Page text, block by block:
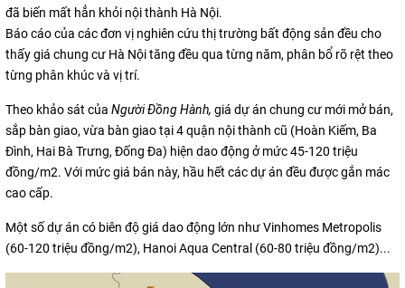
đã biến mất hẳn khỏi nội thành Hà Nội.
Báo cáo của các đơn vị nghiên cứu thị trường bất động sản đều cho
thấy giá chung cư Hà Nội tăng đều qua từng năm, phân bổ rõ rệt theo
từng phân khúc và vị trí.
Theo khảo sát của Người Đồng Hành, giá dự án chung cư mới mở bán,
sắp bàn giao, vừa bàn giao tại 4 quận nội thành cũ (Hoàn Kiếm, Ba
Đình, Hai Bà Trưng, Đống Đa) hiện dao động ở mức 45-120 triệu
đồng/m2. Với mức giá bán này, hầu hết các dự án đều được gắn mác
cao cấp.
Một số dự án có biên độ giá dao động lớn như Vinhomes Metropolis
(60-120 triệu đồng/m2), Hanoi Aqua Central (60-80 triệu đồng/m2)...